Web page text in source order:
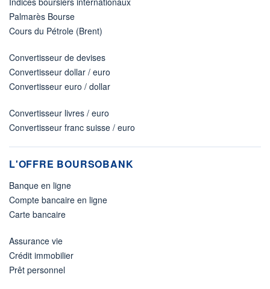
Palmarès Bourse
Cours du Pétrole (Brent)
Convertisseur de devises
Convertisseur dollar / euro
Convertisseur euro / dollar
Convertisseur livres / euro
Convertisseur franc suisse / euro
L'OFFRE BOURSOBANK
Banque en ligne
Compte bancaire en ligne
Carte bancaire
Assurance vie
Crédit immobilier
Prêt personnel